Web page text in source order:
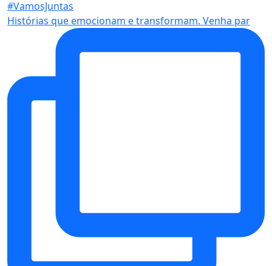
Histórias que emocionam e transformam. Venha par